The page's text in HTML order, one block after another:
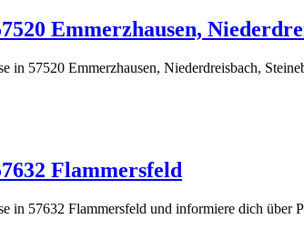
Emmerzhausen,
in 57520 Emmerzhausen, Niederdreisbach,
Flammersfeld
in 57632 Flammersfeld und informiere dich